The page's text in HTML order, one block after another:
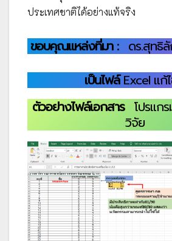
ประเทศชาติได้อย่างแท้จริง
ขอบคุณแหล่งที่มา : ดร.สุทธิ
เป็นไฟล์Excel แก้
ตัวอย่างไฟล์เอกสาร โปรแก
วิจัย